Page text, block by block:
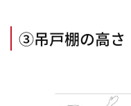
③吊戸棚の高さ